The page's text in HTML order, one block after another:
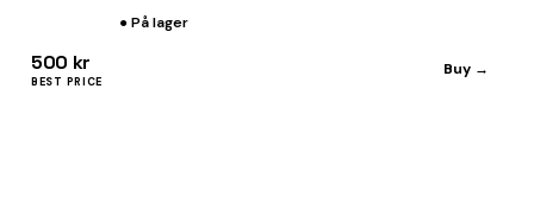
● På lager
500 kr
BEST PRICE
Buy →